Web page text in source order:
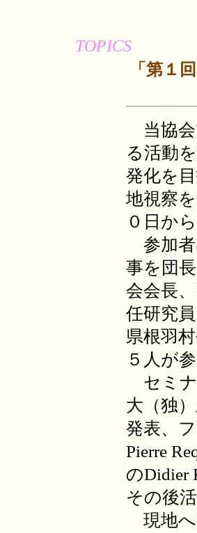
TOPICS
「第１
当協会
る活動
発化を
地視察
０日か
参加者
事を団
会会長
任研究
県根羽
５人が
セミナ
大（独
発表、
Pierre
のDidier
その後
現地へ